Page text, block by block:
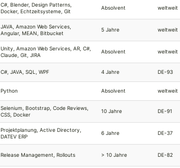
C#, Blender, Design Patterns,
Docker, Echtzeitsysteme, Git
Absolvent weltweit
JAVA, Amazon Web Services,
Angular, MEAN, Bitbucket
5 Jahre weltweit
Unity, Amazon Web Services, AR, C#,
Claude, Git, JIRA
Absolvent weltweit
C#, JAVA, SQL, WPF 4 Jahre DE-93
Python Absolvent weltweit
Selenium, Bootstrap, Code Reviews,
CSS, Docker
10 Jahre DE-91
Projektplanung, Active Directory,
DATEV ERP
6 Jahre DE-37
Release Management, Rollouts > 10 Jahre DE-82